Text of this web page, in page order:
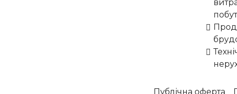
Публічна оферта